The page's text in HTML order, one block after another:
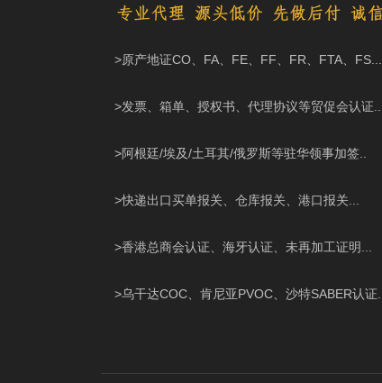
>原产地证CO、FA、FE、FF、FR、FTA、FS...
>发票、箱单、授权书、代理协议等贸促会认证...
>阿根廷/埃及/土耳其/俄罗斯等驻华领事加签..
>快递出口买单报关、仓库报关、港口报关...
>香港总商会认证、海牙认证、未再加工证明...
>乌干达COC、肯尼亚PVOC、沙特SABER认证...